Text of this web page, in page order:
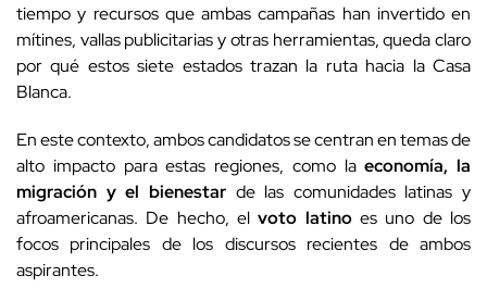
tiempo y recursos que ambas campañas han invertido en
mítines, vallas publicitarias y otras herramientas, queda claro
por qué estos siete estados trazan la ruta hacia la Casa
Blanca.
En este contexto, ambos candidatos se centran en temas de
alto impacto para estas regiones, como laeconomía, la
migración y el bienestarde las comunidades latinas y
afroamericanas. De hecho, elvoto latinoes uno de los
focos principales de los discursos recientes de ambos
aspirantes.